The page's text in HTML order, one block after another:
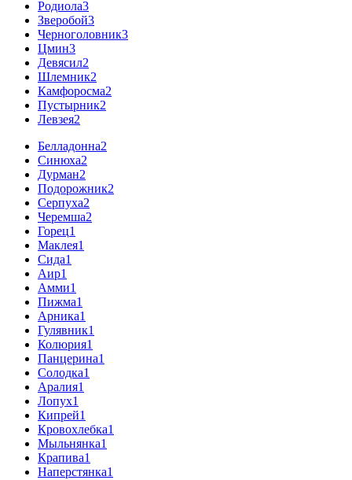
Родиола3
Зверобой3
Черноголовник3
Цмин3
Девясил2
Шлемник2
Камфоросма2
Пустырник2
Левзея2
Белладонна2
Синюха2
Дурман2
Подорожник2
Серпуха2
Черемша2
Горец1
Маклея1
Сида1
Аир1
Амми1
Пижма1
Арника1
Гулявник1
Колюрия1
Панцерина1
Солодка1
Аралия1
Лопух1
Кипрей1
Кровохлебка1
Мыльнянка1
Крапива1
Наперстянка1